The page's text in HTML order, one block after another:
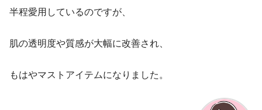
半程愛用しているのですが、
肌の透明度や質感が大幅に改善され、
もはやマストアイテムになりました。